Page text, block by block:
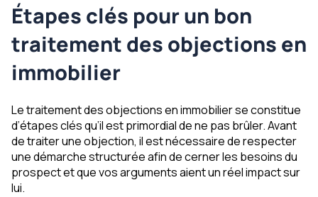
Étapes clés pour un bon
traitement des objections en
immobilier
Le traitement des objections en immobilier se constitue
d’étapes clés qu’il est primordial de ne pas brûler. Avant
de traiter une objection, il est nécessaire de respecter
une démarche structurée afin de cerner les besoins du
prospect et que vos arguments aient un réel impact sur
lui.